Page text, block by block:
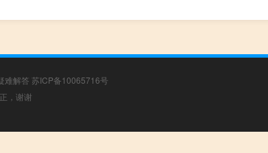
难解答 苏ICP备10065716号
，谢谢